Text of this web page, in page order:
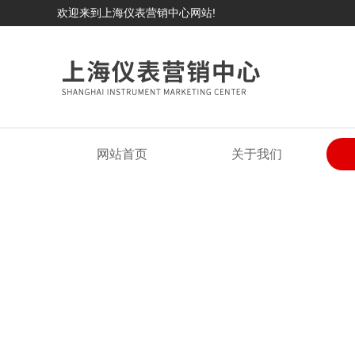
欢迎来到上海仪表营销中心网站!
网站首页 关于我们